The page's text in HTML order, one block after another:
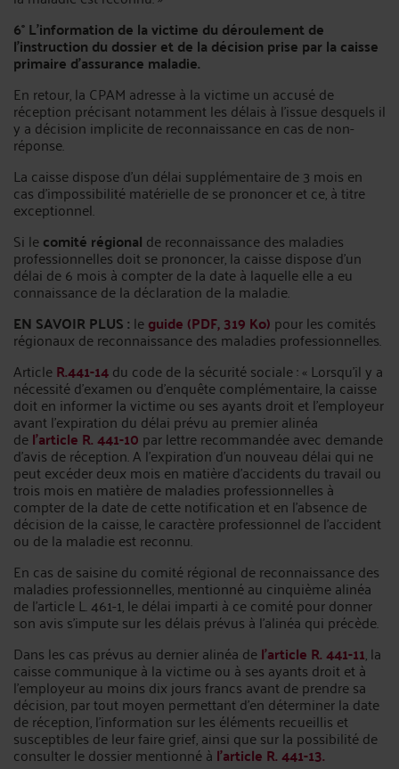
6° L’information de la victime du déroulement de
l’instruction du dossier et de la décision prise par la caisse
primaire d’assurance maladie.
En retour, la CPAM adresse à la victime un accusé de
réception précisant notamment les délais à l’issue desquels il
y a décision implicite de reconnaissance en cas de non-
réponse.
La caisse dispose d’un délai supplémentaire de 3 mois en
cas d’impossibilité matérielle de se prononcer et ce, à titre
exceptionnel.
Si lecomité régional de reconnaissance des maladies
professionnelles doit se prononcer, la caisse dispose d’un
délai de 6 mois à compter de la date à laquelle elle a eu
connaissance de la déclaration de la maladie.
EN SAVOIR PLUS : leguide (PDF, 319 Ko) pour les comités
régionaux de reconnaissance des maladies professionnelles.
ArticleR.441-14du code de la sécurité sociale : « Lorsqu'il y a
nécessité d'examen ou d'enquête complémentaire, la caisse
doit en informer la victime ou ses ayants droit et l'employeur
avant l'expiration du délai prévu au premier alinéa
del'article R. 441-10 par lettre recommandée avec demande
d'avis de réception. A l'expiration d'un nouveau délai qui ne
peut excéder deux mois en matière d'accidents du travail ou
trois mois en matière de maladies professionnelles à
compter de la date de cette notification et en l'absence de
décision de la caisse, le caractère professionnel de l'accident
ou de la maladie est reconnu.
En cas de saisine du comité régional de reconnaissance des
maladies professionnelles, mentionné au cinquième alinéa
de l'article L. 461-1, le délai imparti à ce comité pour donner
son avis s'impute sur les délais prévus à l'alinéa qui précède.
Dans les cas prévus au dernier alinéa del'article R. 441-11, la
caisse communique à la victime ou à ses ayants droit et à
l'employeur au moins dix jours francs avant de prendre sa
décision, par tout moyen permettant d'en déterminer la date
de réception, l'information sur les éléments recueillis et
susceptibles de leur faire grief, ainsi que sur la possibilité de
consulter le dossier mentionné à l'article R. 441-13.